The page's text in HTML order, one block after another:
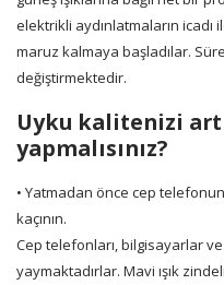
elektrikli aydınlatmaların icadı
maruz kalmaya başladılar.
değiştirmektedir.
Uyku kalitenizi
yapmalısınız?
• Yatmadan önce cep
kaçının.
Cep telefonları, bilgisayarlar
yaymaktadırlar. Mavi ışık